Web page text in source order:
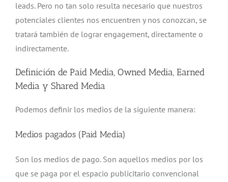
leads. Pero no tan solo resulta necesario que nuestros
potenciales clientes nos encuentren y nos conozcan, se
tratará también de lograr engagement, directamente o
indirectamente.
Definición de Paid Media, Owned Media, Earned
Media y Shared Media
Podemos definir los medios de la siguiente manera:
Medios pagados (Paid Media)
Son los medios de pago. Son aquellos medios por los
que se paga por el espacio publicitario convencional